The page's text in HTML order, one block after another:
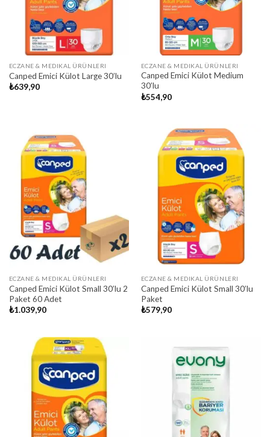
ECZANE & MEDIKAL ÜRÜNLERI
Canped Emici Külot Large 30’lu
₺639,90
ECZANE & MEDIKAL ÜRÜNLERI
Canped Emici Külot Medium
30’lu
₺554,90
ECZANE & MEDIKAL ÜRÜNLERI
Canped Emici Külot Small 30’lu 2
Paket 60 Adet
₺1.039,90
ECZANE & MEDIKAL ÜRÜNLERI
Canped Emici Külot Small 30’lu
Paket
₺579,90